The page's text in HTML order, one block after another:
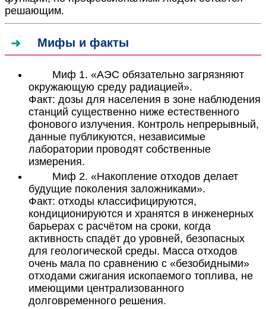
решающим.
Мифы и факты
Миф 1. «АЭС обязательно загрязняют
окружающую среду радиацией».
Факт: дозы для населения в зоне наблюдения
станций существенно ниже естественного
фонового излучения. Контроль непрерывный,
данные публикуются, независимые
лаборатории проводят собственные
измерения.
Миф 2. «Накопление отходов делает
будущие поколения заложниками».
Факт: отходы классифицируются,
кондиционируются и хранятся в инженерных
барьерах с расчётом на сроки, когда
активность спадёт до уровней, безопасных
для геологической среды. Масса отходов
очень мала по сравнению с «безобидными»
отходами сжигания ископаемого топлива, не
имеющими централизованного
долговременного решения.